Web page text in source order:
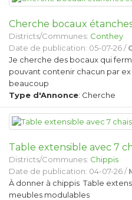
Cherche bocaux
Districts/Communes: Conthey
Date de publication: 05-07-26 /
Je cherche des bocaux qui
pouvant contenir chacun par ex
beaucoup
Type d'Annonce: Cherche
Table extensible avec 7
Districts/Communes: Chippis
Date de publication: 04-07-26 /
À donner à chippis Table
meubles modulables